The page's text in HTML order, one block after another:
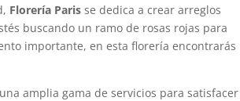
Florería Paris se dedica a crear arreglos
buscando un ramo de rosas rojas para
importante, en esta florería encontrarás
amplia gama de servicios para satisfacer